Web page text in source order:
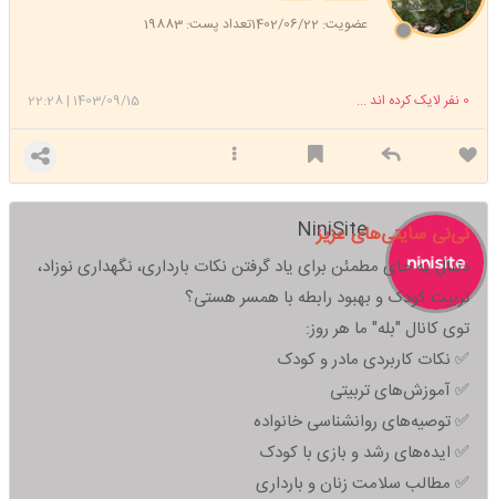
عضویت: 1402/06/22 تعداد پست: 19883
آخر ده هفته
1403/09/15
|
22:28 0 نفر لایک کرده اند ...
NiniSite
نی‌نی سایتی‌های عزیز
دنبال یه جای مطمئن برای یاد گرفتن نکات بارداری، نگهداری نوزاد،
تربیت کودک و بهبود رابطه با همسر هستی؟
توی کانال "بله" ما هر روز:
✅ نکات کاربردی مادر و کودک
✅ آموزش‌های تربیتی
✅ توصیه‌های روانشناسی خانواده
✅ ایده‌های رشد و بازی با کودک
✅ مطالب سلامت زنان و بارداری